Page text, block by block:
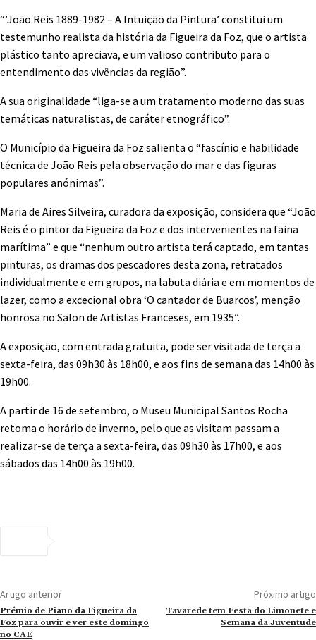
“’João Reis 1889-1982 – A Intuição da Pintura’ constitui um
testemunho realista da história da Figueira da Foz, que o artista
plástico tanto apreciava, e um valioso contributo para o
entendimento das vivências da região”.
A sua originalidade “liga-se a um tratamento moderno das suas
temáticas naturalistas, de caráter etnográfico”.
O Município da Figueira da Foz salienta o “fascínio e habilidade
técnica de João Reis pela observação do mar e das figuras
populares anónimas”.
Maria de Aires Silveira, curadora da exposição, considera que “João
Reis é o pintor da Figueira da Foz e dos intervenientes na faina
marítima” e que “nenhum outro artista terá captado, em tantas
pinturas, os dramas dos pescadores desta zona, retratados
individualmente e em grupos, na labuta diária e em momentos de
lazer, como a excecional obra ‘O cantador de Buarcos’, menção
honrosa no Salon de Artistas Franceses, em 1935”.
A exposição, com entrada gratuita, pode ser visitada de terça a
sexta-feira, das 09h30 às 18h00, e aos fins de semana das 14h00 às
19h00.
A partir de 16 de setembro, o Museu Municipal Santos Rocha
retoma o horário de inverno, pelo que as visitam passam a
realizar-se de terça a sexta-feira, das 09h30 às 17h00, e aos
sábados das 14h00 às 19h00.
Artigo anterior
Prémio de Piano da Figueira da
Foz para ouvir e ver este domingo
no CAE
Próximo artigo
Tavarede tem Festa do Limonete e
Semana da Juventude